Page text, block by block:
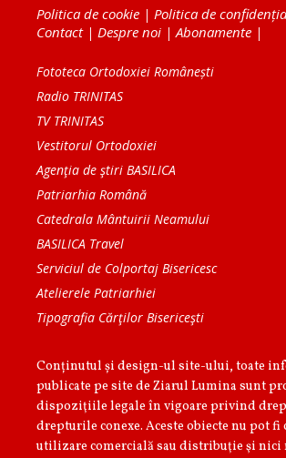
Politica de cookie | Politica de
Contact| Despre noi | Abonamente |
Fototeca Ortodoxiei Românești
Radio TRINITAS
TV TRINITAS
Vestitorul Ortodoxiei
Agenţia de ştiri BASILICA
Patriarhia Română
Catedrala Mântuirii Neamului
BASILICA Travel
Serviciul de Colportaj Bisericesc
Atelierele Patriarhiei
Tipografia Cărţilor Bisericeşti
Conținutul și design-ul site-ului, toate
publicate pe site de Ziarul Lumina sunt
dispoziţiile legale în vigoare privind
drepturile conexe. Aceste obiecte nu pot fi
utilizare comercială sau distribuţie şi nici